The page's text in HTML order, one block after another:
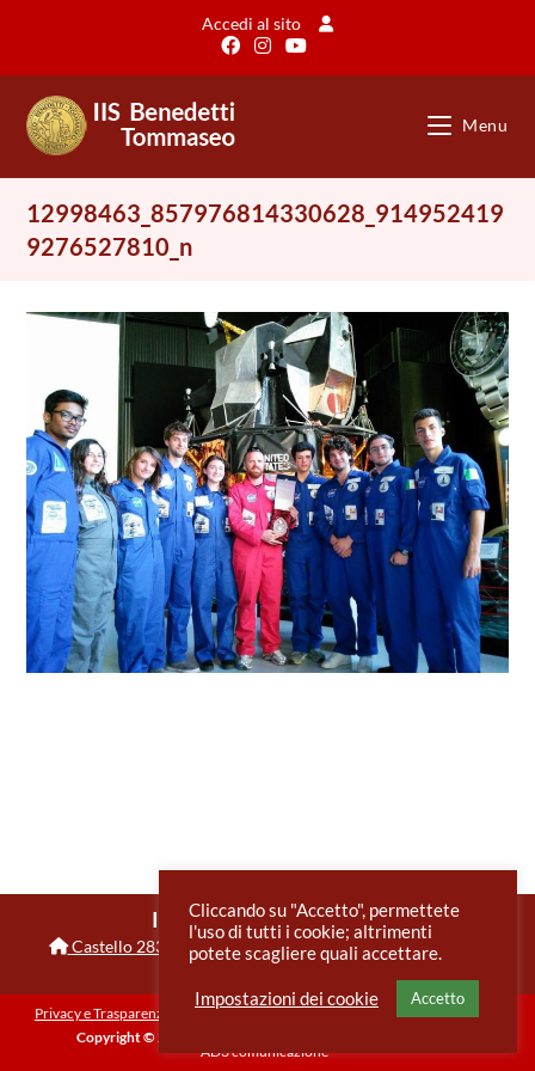
Accedi al sito
Menu
12998463_857976814330628_914952419
9276527810_n
IIS Benedetti Tommaseo
Castello 2835 30122 Venezia VE
0415225369
veis026004@istruzione.it
Privacy e Trasparenza Informativa sui cookie
Note legali e accessibilità
Copyright © 2026 IIS Benedetti Tommaseo
AD3 comunicazione
Cliccando su "Accetto", permettete
l'uso di tutti i cookie; altrimenti
potete scagliere quali accettare.
Impostazioni dei cookie Accetto